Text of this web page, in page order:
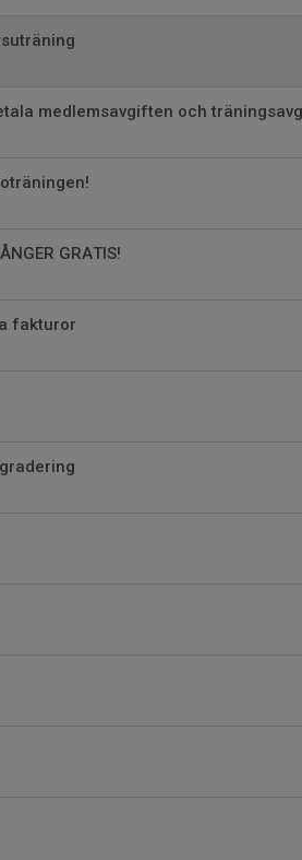
medlemsavgiften och
GRATIS!
fakturor